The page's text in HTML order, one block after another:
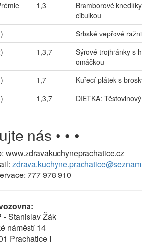
1,3
Bramborové
cibulkou
Srbské vepřové
1,3,7
Sýrové trojhránky s
omáčkou
1,7
Kuřecí plátek s
1,3,7 DIETKA:
nás • • •
www.zdravakuchyneprachatice.cz
777 978 910
- Stanislav Žák
náměstí 14
Prachatice I